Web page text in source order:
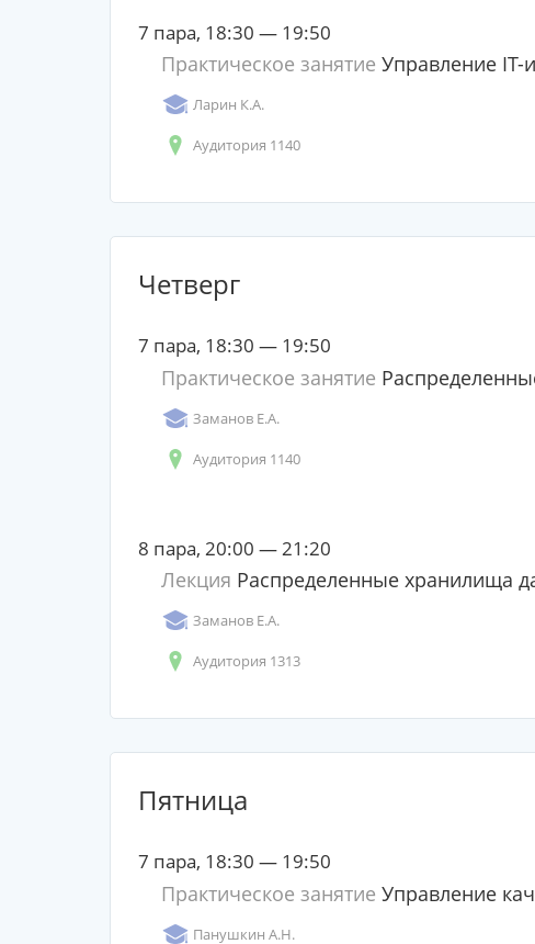
7 пара, 18:30 — 19:50
Практическое занятие Управление IT-
Ларин К.А.
Аудитория 1140
Четверг
7 пара, 18:30 — 19:50
Практическое занятие
Заманов Е.А.
Аудитория 1140
8 пара, 20:00 — 21:20
Лекция Распределенные хранилища
Заманов Е.А.
Аудитория 1313
Пятница
7 пара, 18:30 — 19:50
Практическое занятие Управление
Панушкин А.Н.